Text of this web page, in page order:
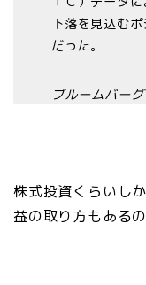
下落を見込む
だった。
ブルームバーグ
株式投資くらいし
益の取り方もあるの